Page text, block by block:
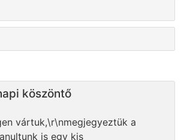
köszöntő
vártuk,\r\nmegjegyeztük a
is egy kis